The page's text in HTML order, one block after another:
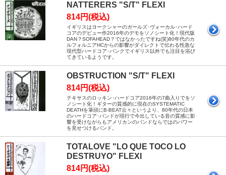
NATTERERS "S/T" FLEXI
814円(税込)
イギリスはヨークシャーのガールズ･ヴォーカル･ハード
コアのデビュー作2016年のデモをソノシート化！現代版
DAN？SOFAHEAD？ではなかったですね(笑)80年代のカ
ルフォルニアHCからの影響がダイレクトで伝わる性急な
現代型ハードコア･パンクでイギリス以外でも注目を浴び
てきているようです。
OBSTRUCTION "S/T" FLEXI
814円(税込)
テキサスのロッキン･ハードコア2016年の7曲入りでをソ
ノシート化！ギターの質感的に現在のSYSTEMATIC
DEATHを筆頭にB-BEAT云々というより、80年代の日本
のハードコア･バンドが現行で今出している音の質感に影
響を受けながらもアメリカンのバンドならではのパワー
を見せつけるバンド。
TOTALOVE "LO QUE TOCO LO
DESTRUYO" FLEXI
814円(税込)